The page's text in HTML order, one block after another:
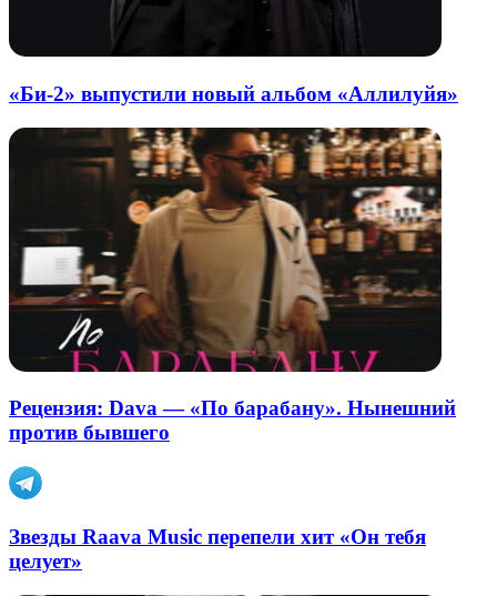
«Би-2» выпустили новый альбом «Аллилуйя»
Рецензия: Dava — «По барабану». Нынешний
против бывшего
Звезды Raava Music перепели хит «Он тебя
целует»